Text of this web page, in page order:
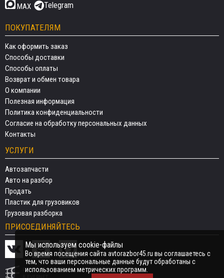
MAX Telegram
ПОКУПАТЕЛЯМ
Как оформить заказ
Способы доставки
Способы оплаты
Возврат и обмен товара
О компании
Полезная информация
Политика конфиденциальности
Согласие на обработку персональных данных
Контакты
УСЛУГИ
Автозапчасти
Авто на разбор
Продать
Пластик для грузовиков
Грузовая разборка
ПРИСОЕДИНЯЙТЕСЬ
СДЕЛАНО
Мы используем cookie-файлы
Во время посещения сайта avtorazbor45.ru вы соглашаетесь с
тем, что ваши персональные данные будут обработаны с
использованием метрических программ.